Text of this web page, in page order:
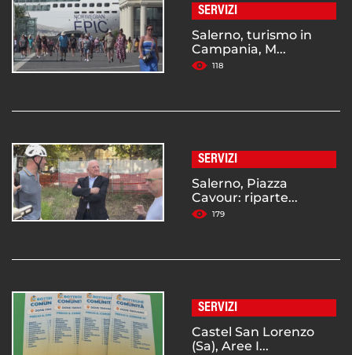
SERVIZI
Salerno, turismo in
Campania, M...
118
SERVIZI
Salerno, Piazza
Cavour: riparte...
179
SERVIZI
Castel San Lorenzo
(Sa), Aree I...